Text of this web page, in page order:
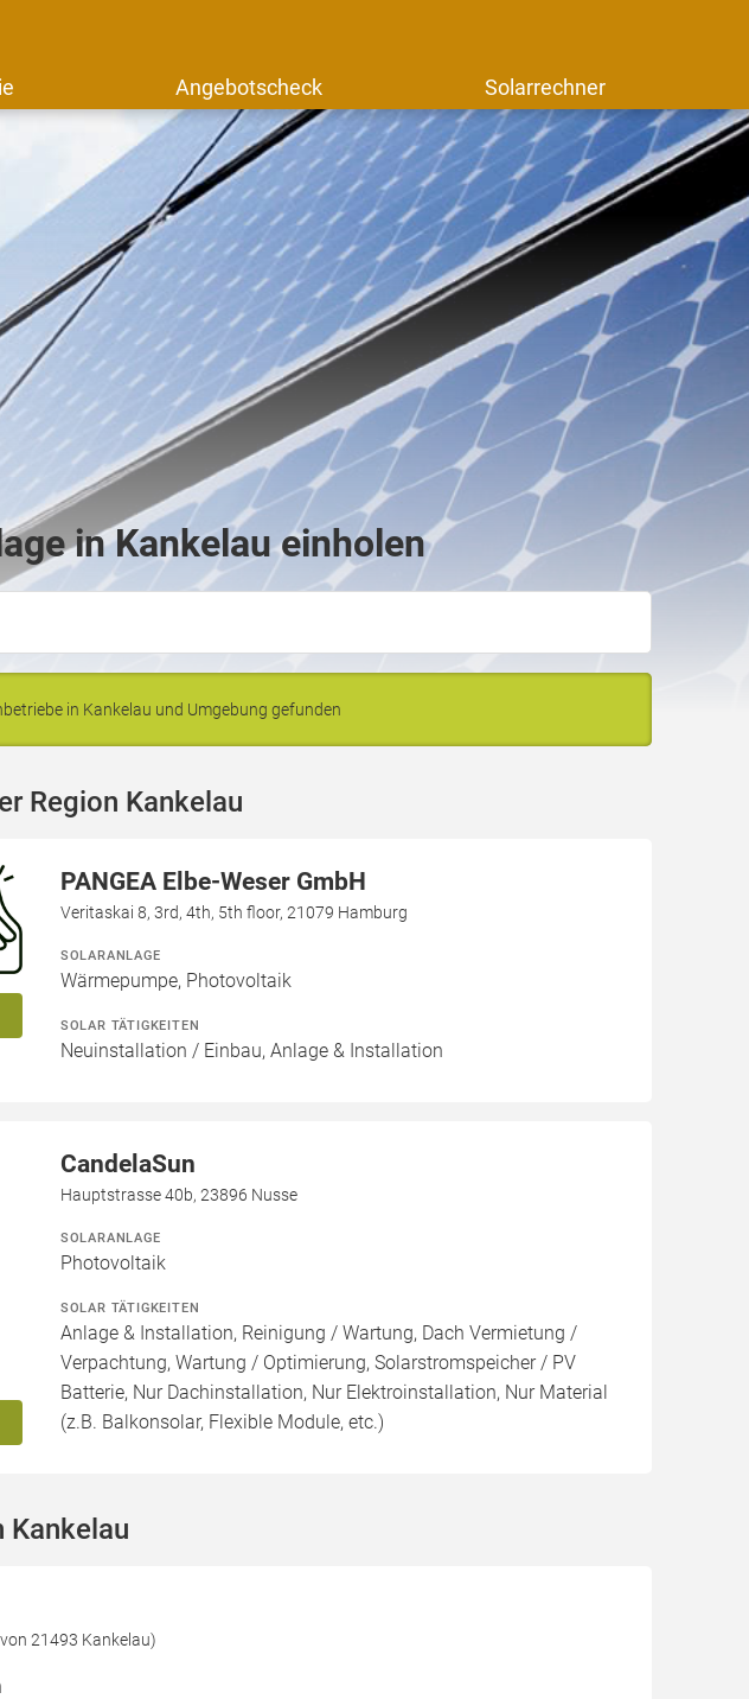
Angebotscheck Solarrechner
in Kankelau einholen
in Kankelau und Umgebung gefunden
Region Kankelau
PANGEA Elbe-Weser GmbH
Veritaskai 8, 3rd, 4th, 5th floor, 21079 Hamburg
SOLARANLAGE
Wärmepumpe, Photovoltaik
SOLAR TÄTIGKEITEN
Neuinstallation / Einbau, Anlage & Installation
CandelaSun
Hauptstrasse 40b, 23896 Nusse
SOLARANLAGE
Photovoltaik
SOLAR TÄTIGKEITEN
Anlage & Installation, Reinigung / Wartung, Dach Vermietung /
Verpachtung, Wartung / Optimierung, Solarstromspeicher / PV
Batterie, Nur Dachinstallation, Nur Elektroinstallation, Nur Material
(z.B. Balkonsolar, Flexible Module, etc.)
Kankelau
21493 Kankelau)